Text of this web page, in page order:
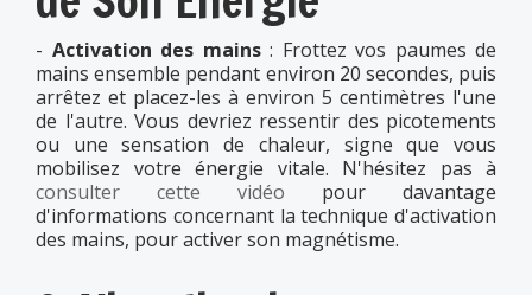
- Activation des mains: Frottez vos paumes de
mains ensemble pendant environ 20 secondes, puis
arrêtez et placez-les à environ 5 centimètres l'une
de l'autre. Vous devriez ressentir des picotements
ou une sensation de chaleur, signe que vous
mobilisez votre énergie vitale. N'hésitez pas à
consulter cette vidéo pour davantage
d'informations concernant la technique d'activation
des mains, pour activer son magnétisme.